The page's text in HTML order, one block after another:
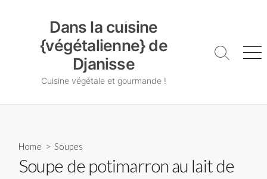
Dans la cuisine
{végétalienne} de
Djanisse
Cuisine végétale et gourmande !
Search
Home > Soupes
Soupe de potimarron au lait de